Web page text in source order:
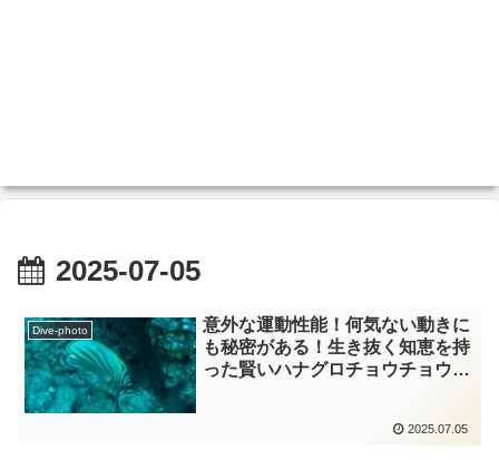
2025-07-05
Dive-photo
意外な運動性能！何気ない動きに
も秘密がある！生き抜く知恵を持
った賢いハナグロチョウチョウウ
2025.07.05